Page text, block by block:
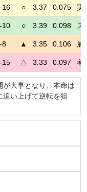
16 ○ 3.37 0.075 実
10 ○ 3.39 0.098 ス
8 ▲ 3.35 0.106 展
15 △ 3.33 0.097 着
が大事となり、本命は
い上げて逆転を狙